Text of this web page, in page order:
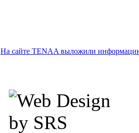
На сайте TENAA выложили